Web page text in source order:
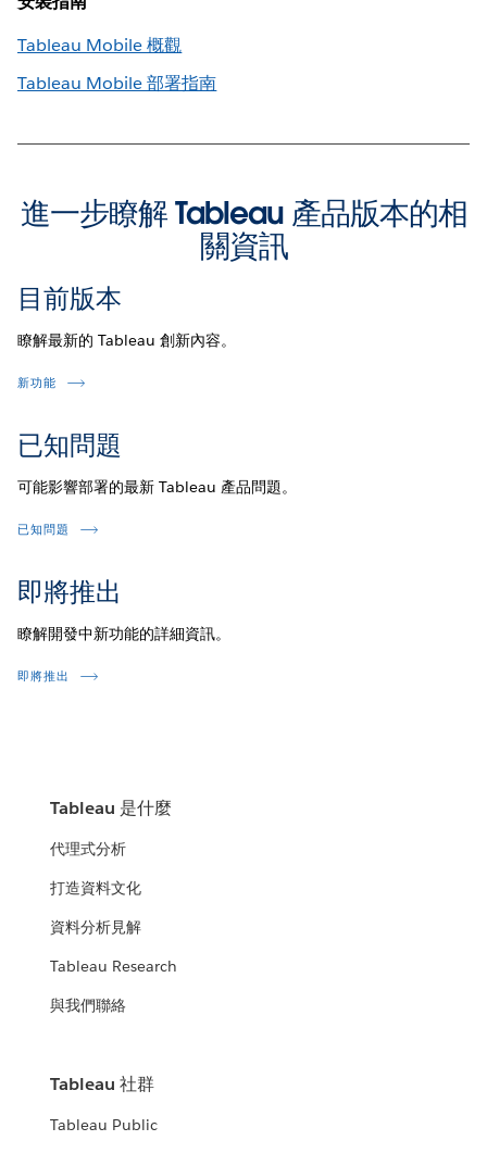
Tableau Mobile 概觀
Tableau Mobile 部署指南
進一步瞭解 Tableau 產品版本的相
關資訊
目前版本
瞭解最新的 Tableau 創新內容。
新功能
已知問題
可能影響部署的最新 Tableau 產品問題。
已知問題
即將推出
瞭解開發中新功能的詳細資訊。
即將推出
Tableau 是什麼
代理式分析
打造資料文化
資料分析見解
Tableau Research
與我們聯絡
Tableau 社群
Tableau Public